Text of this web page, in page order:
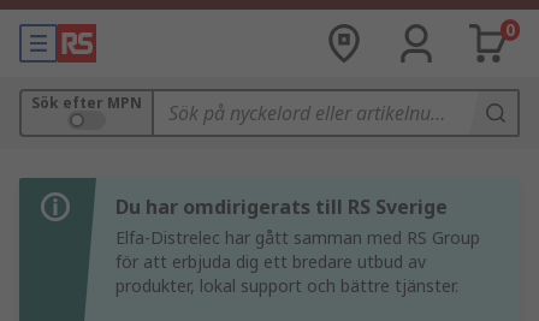
0
Sök efter MPN
Du har omdirigerats till RS Sverige
Elfa-Distrelec har gått samman med RS Group
för att erbjuda dig ett bredare utbud av
produkter, lokal support och bättre tjänster.